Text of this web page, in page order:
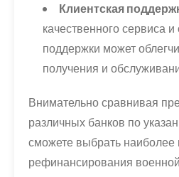
Клиентская
качественного сервиса
поддержки может
получения и
Внимательно сравнивая
различных банков по
сможете выбрать
рефинансирования